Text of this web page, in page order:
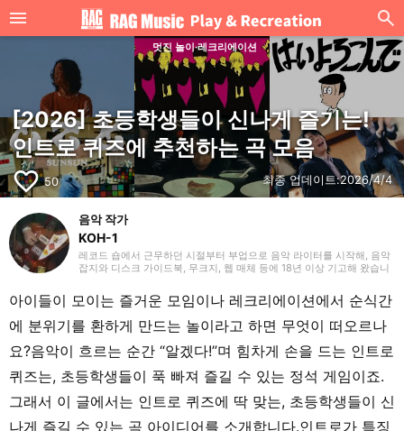
멋진 놀이·레크리에이션
[2026] 초등학생들이 신나게 즐기는!
인트로 퀴즈에 추천하는 곡 모음
favorite_border 50 최종 업데이트:2026/4/4
음악 작가
KOH-1
레코드 숍에서 근무하던 시절부터 부업으로 음악 라이터를 시작해, 음악
잡지와 디스크 가이드북, 무크지, 웹 매체 등에 18년 이상 기고해 왔습니
넘게 ‘좋아하는 것을 좋아한다’를 모토로 호기심을 잃지 않으려 항상 마음
쓰고 있습니다. 밴드 활동 경력이 있으며, 작사·작곡을 맡는 베이시스트
의 포지션이었습니다. 연주 경험이 있는 악기는 베이스, 기타, 피아노입
니다. 40대 중반부터 영어 공부를 시작해 현재도 계속하고 있습니다.
아이들이 모이는 즐거운 모임이나 레크리에이션에서 순식간
에 분위기를 환하게 만드는 놀이라고 하면 무엇이 떠오르나
요?음악이 흐르는 순간 “알겠다!”며 힘차게 손을 드는 인트로
퀴즈는, 초등학생들이 푹 빠져 즐길 수 있는 정석 게임이죠.
그래서 이 글에서는 인트로 퀴즈에 딱 맞는, 초등학생들이 신
나게 즐길 수 있는 곡 아이디어를 소개합니다.인트로가 특징